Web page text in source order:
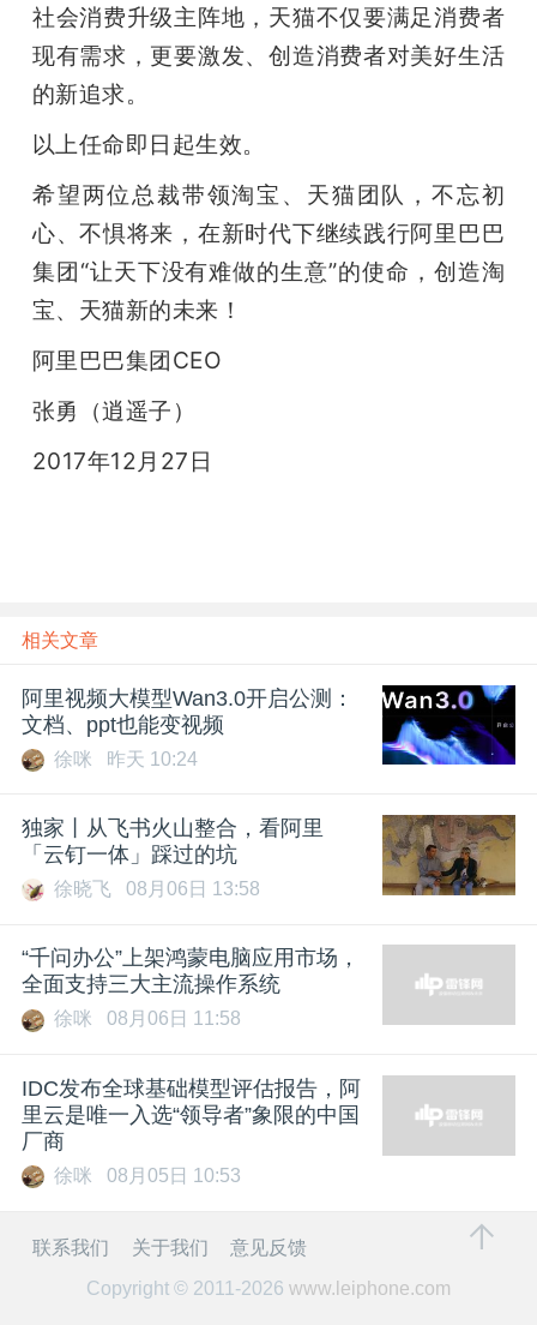
社会消费升级主阵地，天猫不仅要满足消费者
现有需求，更要激发、创造消费者对美好生活
的新追求。
以上任命即日起生效。
希望两位总裁带领淘宝、天猫团队，不忘初
心、不惧将来，在新时代下继续践行阿里巴巴
集团“让天下没有难做的生意”的使命，创造淘
宝、天猫新的未来！
阿里巴巴集团CEO
张勇（逍遥子）
2017年12月27日
相关文章
阿里视频大模型Wan3.0开启公测：
文档、ppt也能变视频
徐咪 昨天 10:24
独家丨从飞书火山整合，看阿里
「云钉一体」踩过的坑
徐晓飞 08月06日 13:58
“千问办公”上架鸿蒙电脑应用市场，
全面支持三大主流操作系统
徐咪 08月06日 11:58
IDC发布全球基础模型评估报告，阿
里云是唯一入选“领导者”象限的中国
厂商
徐咪 08月05日 10:53
联系我们 关于我们
意见反馈
Copyright © 2011-2026 www.leiphone.com